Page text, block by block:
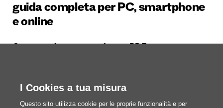
guida completa per PC, smartphone
e online
I Cookies a tua misura
Questo sito utilizza cookie per le proprie funzionalità e per